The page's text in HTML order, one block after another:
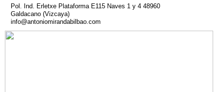
Pol. Ind. Erletxe Plataforma E115 Naves 1 y 4 48960
Galdacano (Vizcaya)
info@antoniomirandabilbao.com